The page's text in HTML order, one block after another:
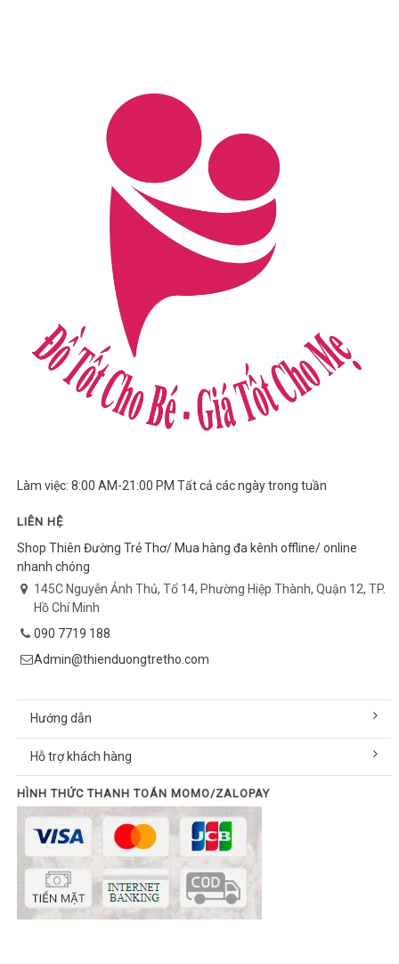
Làm việc: 8:00 AM-21:00 PM Tất cả các ngày trong tuần
LIÊN HỆ
Shop Thiên Đường Trẻ Thơ/ Mua hàng đa kênh offline/ online
nhanh chóng
145C Nguyễn Ảnh Thủ, Tổ 14, Phường Hiệp Thành, Quận 12, TP.
Hồ Chí Minh
090 7719 188
Admin@thienduongtretho.com
Hướng dẫn
Hỗ trợ khách hàng
HÌNH THỨC THANH TOÁN MOMO/ZALOPAY